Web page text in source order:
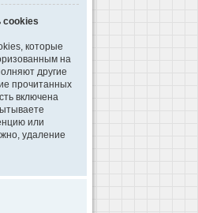
cookies
которые
на
другие
прочитанных
включена
или
удаление